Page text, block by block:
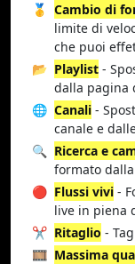
🥇 Cambio di
limite di
che puoi
📂 Playlist -
dalla pagina
🌐 Canali -
canale e
🔍 Ricerca e
formato
🔴 Flussi vivi -
live in piena
✂️ Ritaglio -
🎞️ Massima